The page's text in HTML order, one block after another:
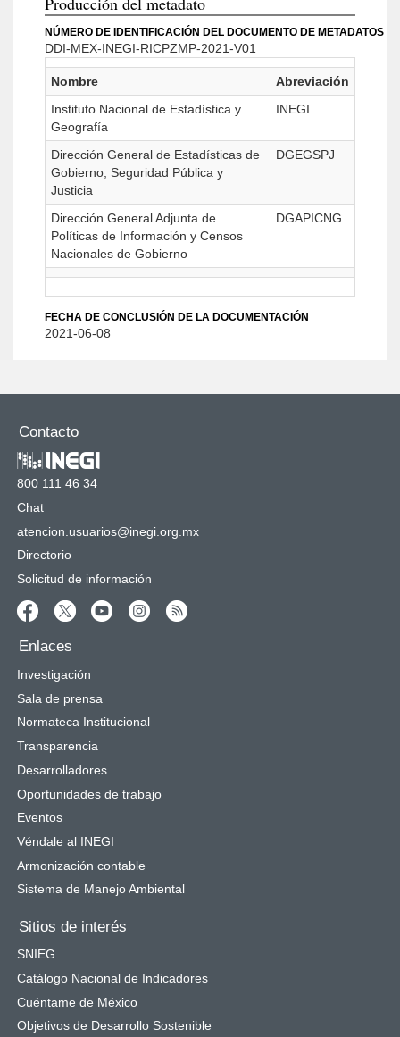
NÚMERO DE IDENTIFICACIÓN DEL DOCUMENTO DE METADATOS
DDI-MEX-INEGI-RICPZMP-2021-V01
Nombre
Abreviación
Instituto Nacional de Estadística y
Geografía
INEGI
Dirección General de Estadísticas de
Gobierno, Seguridad Pública y
Justicia
DGEGSPJ
Dirección General Adjunta de
Políticas de Información y Censos
Nacionales de Gobierno
DGAPICNG
FECHA DE CONCLUSIÓN DE LA DOCUMENTACIÓN
2021-06-08
Contacto
800 111 46 34
Chat
atencion.usuarios@inegi.org.mx
Directorio
Solicitud de información
Enlaces
Investigación
Sala de prensa
Normateca Institucional
Transparencia
Desarrolladores
Oportunidades de trabajo
Eventos
Véndale al INEGI
Armonización contable
Sistema de Manejo Ambiental
Sitios de interés
SNIEG
Catálogo Nacional de Indicadores
Cuéntame de México
Objetivos de Desarrollo Sostenible